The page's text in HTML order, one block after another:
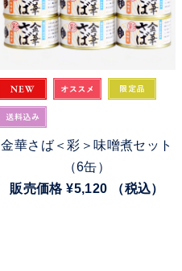
金華さば＜彩＞味噌煮セット
（6缶）
販売価格¥5,120 （税込）